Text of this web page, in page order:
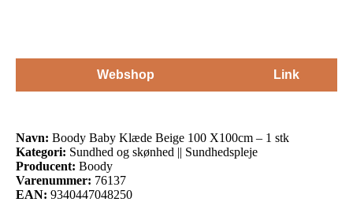
Webshop Link
Navn: Boody Baby Klæde Beige 100 X100cm – 1 stk
Kategori: Sundhed og skønhed || Sundhedspleje
Producent: Boody
Varenummer: 76137
EAN: 9340447048250